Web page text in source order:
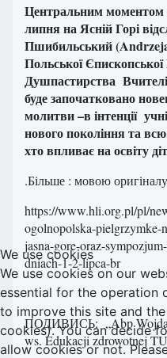
Центральним моментом
липня на Ясній Горі
Пшибильський
Польської
Душпастирства
буде започатковано
молитви –в інтенції
нового покоління та
хто впливає на освіту
.Більше : мовою
https://www.hli.org.pl/pl/
ogolnopolska-
jasna-gore-oraz-
dniach-1-2-lipca-br
ПОДИВИСЬ: „Abp Wojda
ws. Edukacji zdrowotnej
We use cookies
We use cookies on our
essential for the operation
to improve this site and
cookies). You can decide
allow cookies or not.